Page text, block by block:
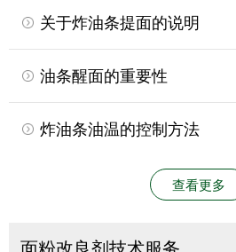
关于炸油条提面的说明
油条醒面的重要性
炸油条油温的控制方法
查看更多